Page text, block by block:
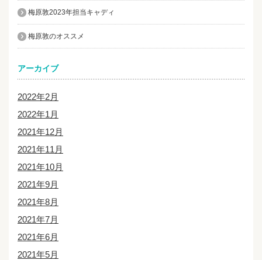
梅原敦2023年担当キャディ
梅原敦のオススメ
アーカイブ
2022年2月
2022年1月
2021年12月
2021年11月
2021年10月
2021年9月
2021年8月
2021年7月
2021年6月
2021年5月